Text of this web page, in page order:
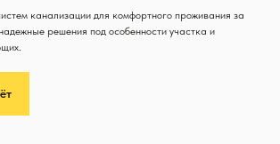
канализации для комфортного проживания за
решения под особенности участка и